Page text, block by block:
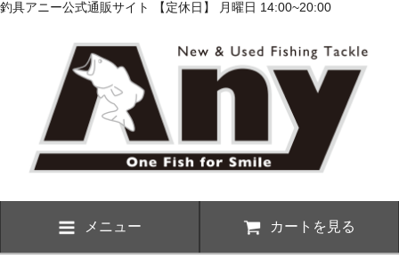
釣具アニー公式通販サイト 【定休日】 月曜日 14:00~20:00
メニュー カートを見る